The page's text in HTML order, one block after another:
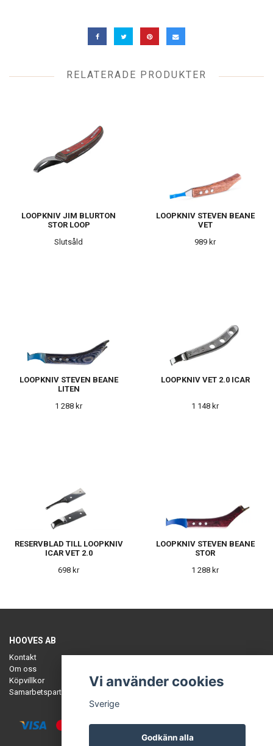
RELATERADE PRODUKTER
LOOPKNIV JIM BLURTON
STOR LOOP
Slutsåld
LOOPKNIV STEVEN BEANE
VET
989 kr
LOOPKNIV STEVEN BEANE
LITEN
1 288 kr
LOOPKNIV VET 2.0 ICAR
1 148 kr
RESERVBLAD TILL LOOPKNIV
ICAR VET 2.0
698 kr
LOOPKNIV STEVEN BEANE
STOR
1 288 kr
HOOVES AB
Kontakt
Om oss
Köpvillkor
Samarbetspartners
Vi använder cookies
Sverige
Godkänn alla